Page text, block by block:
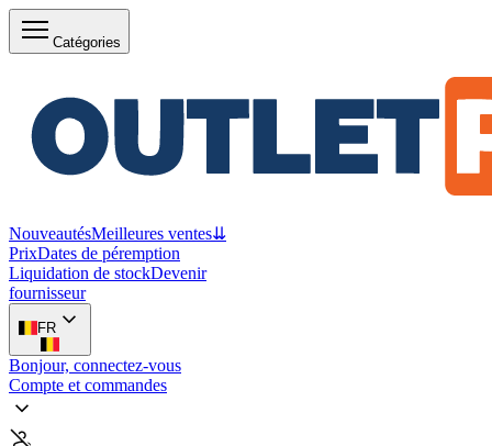
Catégories
NouveautésMeilleures ventes⇊
PrixDates de péremption
Liquidation de stockDevenir
fournisseur
FR
Bonjour, connectez-vous
Compte et commandes